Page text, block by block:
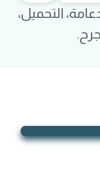
التحميل،